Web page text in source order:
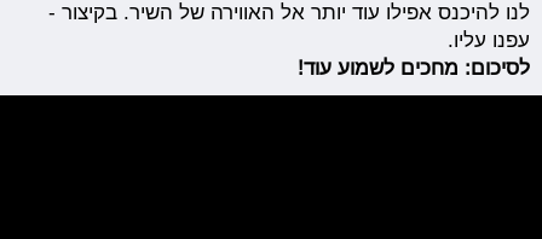
לנו להיכנס אפילו עוד יותר אל האווירה של השיר. בקיצור -
עפנו עליו.
לסיכום: מחכים לשמוע עוד!